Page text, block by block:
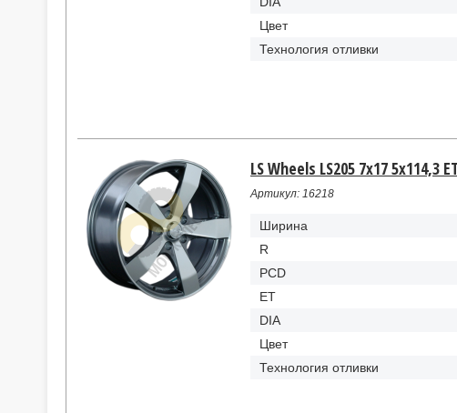
Цвет
Технология отливки
LS Wheels LS205 7x17 5x114,3
Артикул: 16218
Ширина
R
PCD
ET
DIA
Цвет
Технология отливки